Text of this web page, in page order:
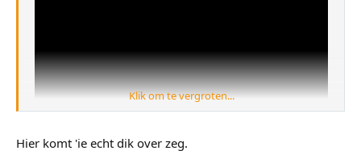
Klik om te vergroten...
Hier komt 'ie echt dik over zeg.